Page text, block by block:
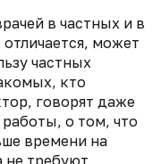
в частных и в
может
частных
кто
говорят даже
работы, о том, что
времени на